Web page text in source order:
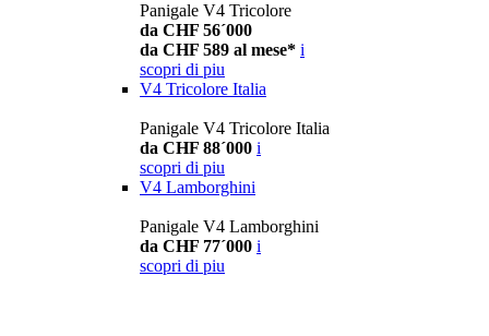
Panigale V4 Tricolore
da CHF 56´000
da CHF 589 al mese* i
scopri di piu
V4 Tricolore Italia
Panigale V4 Tricolore Italia
da CHF 88´000 i
scopri di piu
V4 Lamborghini
Panigale V4 Lamborghini
da CHF 77´000 i
scopri di piu